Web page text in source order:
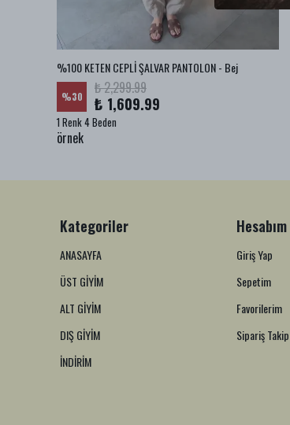
%100 KETEN CEPLİ ŞALVAR PANTOLON - Bej
%30 ₺ 2,299.99
₺ 1,609.99
1 Renk 4 Beden
örnek
Kategoriler
ANASAYFA
ÜST GİYİM
ALT GİYİM
DIŞ GİYİM
İNDİRİM
Hesabım
Giriş Yap
Sepetim
Favorilerim
Sipariş Takip